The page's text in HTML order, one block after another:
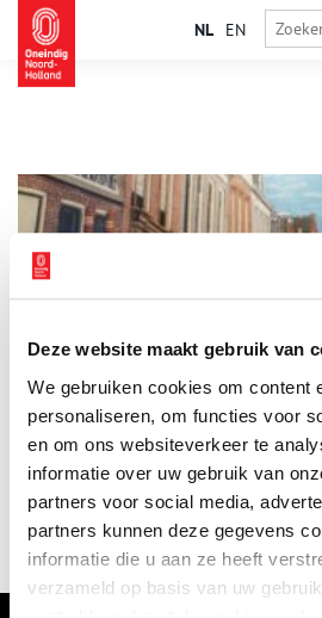
Deze website maakt gebruik van
We gebruiken cookies om content
personaliseren, om functies voor
en om ons websiteverkeer te
informatie over uw gebruik van
partners voor social media,
partners kunnen deze gegevens
informatie die u aan ze heeft
verzameld op basis van uw
NL EN
Museum Weesp bestaat 50 jaar! En
doet het museum met een nieuwe
voor de stad’, die een overzicht geeft
schenkingen. De voorwerpen vertellen
over het museum, maar ook over de
Want Weesp is zoveel meer dan alleen